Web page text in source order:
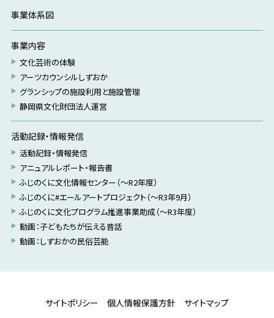
事業体系図
事業内容
文化芸術の体験
アーツカウンシルしずおか
グランシップの施設利用と施設管理
静岡県文化財団法人運営
活動記録・情報発信
活動記録・情報発信
アニュアルレポート・報告書
ふじのくに文化情報センター（～R2年度）
ふじのくに#エールアートプロジェクト（～R3年9月）
ふじのくに文化プログラム推進事業助成（～R3年度）
動画：子どもたちが伝える昔話
動画：しずおかの民俗芸能
サイトポリシー 個人情報保護方針 サイトマップ